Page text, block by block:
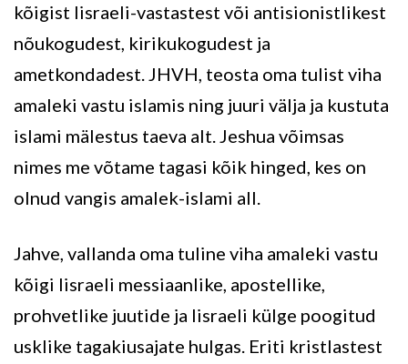
kõigist Iisraeli-vastastest või antisionistlikest
nõukogudest, kirikukogudest ja
ametkondadest. JHVH, teosta oma tulist viha
amaleki vastu islamis ning juuri välja ja kustuta
islami mälestus taeva alt. Jeshua võimsas
nimes me võtame tagasi kõik hinged, kes on
olnud vangis amalek-islami all.
Jahve, vallanda oma tuline viha amaleki vastu
kõigi Iisraeli messiaanlike, apostellike,
prohvetlike juutide ja Iisraeli külge poogitud
usklike tagakiusajate hulgas. Eriti kristlastest